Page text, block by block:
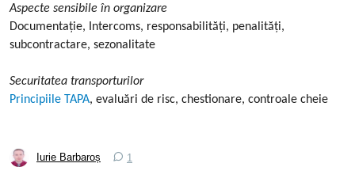
Aspecte sensibile în organizare
Documentație, Intercoms, responsabilități, penalități,
subcontractare, sezonalitate
Securitatea transporturilor
Principiile TAPA, evaluări de risc, chestionare, controale cheie
Iurie Barbaroș 1